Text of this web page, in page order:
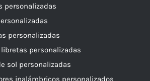
personalizadas
personalizadas
libretas personalizadas
sol personalizadas
inalámbricos personalizados